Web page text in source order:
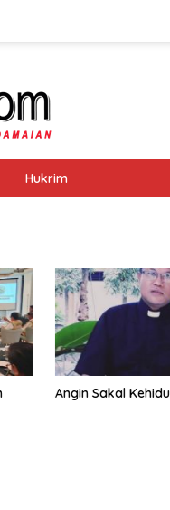
Hukrim
Angin Sakal